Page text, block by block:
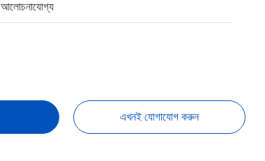
আলোচনাযোগ্য
এখনই যোগাযোগ করুন